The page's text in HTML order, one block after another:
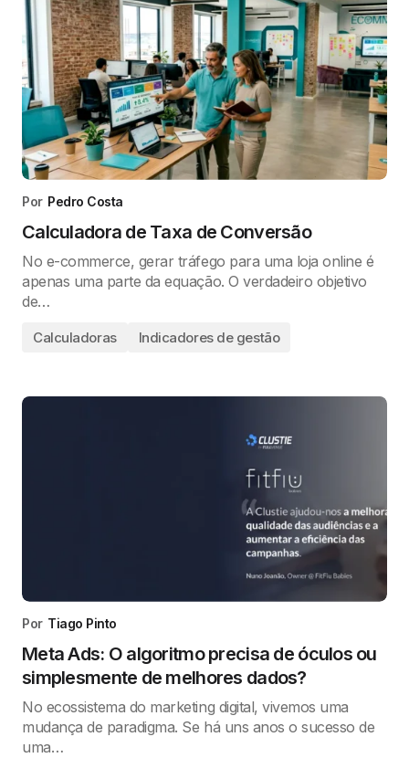
Por Pedro Costa
Calculadora de Taxa de Conversão
No e-commerce, gerar tráfego para uma loja online é
apenas uma parte da equação. O verdadeiro objetivo
de…
Calculadoras Indicadores de gestão
Por Tiago Pinto
Meta Ads: O algoritmo precisa de óculos ou
simplesmente de melhores dados?
No ecossistema do marketing digital, vivemos uma
mudança de paradigma. Se há uns anos o sucesso de
uma…